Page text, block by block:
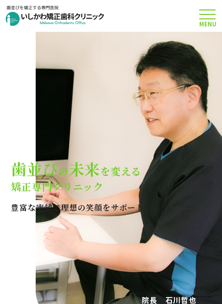
矯正治療について
当院のこだわり
費用について
クリニック案内
Q＆A
アクセス
MENU
歯並びの未来を変える
矯正専門クリニック
豊富な実績で理想の笑顔をサポートします
院長 石川哲也